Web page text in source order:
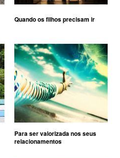
Quando os filhos precisam ir
Para ser valorizada nos seus
relacionamentos